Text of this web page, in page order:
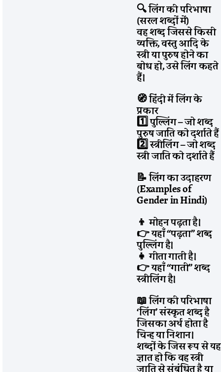
🔍 लिंग की परिभाषा
(सरल शब्दों में)
वह शब्द जिससे किसी
व्यक्ति, वस्तु आदि के
स्त्री या पुरुष होने का
बोध हो, उसे लिंग कहते
हैं।
🧭 हिंदी में लिंग के
प्रकार
1️पुल्लिंग – जो शब्द
पुरुष जाति को दर्शाते हैं
2️स्त्रीलिंग – जो शब्द
स्त्री जाति को दर्शाते हैं
📝 लिंग का उदाहरण
(Examples of
Gender in Hindi)
👦 मोहन पढ़ता है।
👉 यहाँ “पढ़ता” शब्द
पुल्लिंग है।
👧 गीता गाती है।
👉 यहाँ “गाती” शब्द
स्त्रीलिंग है।
📖 लिंग की परिभाषा
‘लिंग’ संस्कृत शब्द है
जिसका अर्थ होता है
चिन्ह या निशान।
शब्दों के जिस रूप से यह
ज्ञात हो कि वह स्त्री
जाति से संबंधित है या